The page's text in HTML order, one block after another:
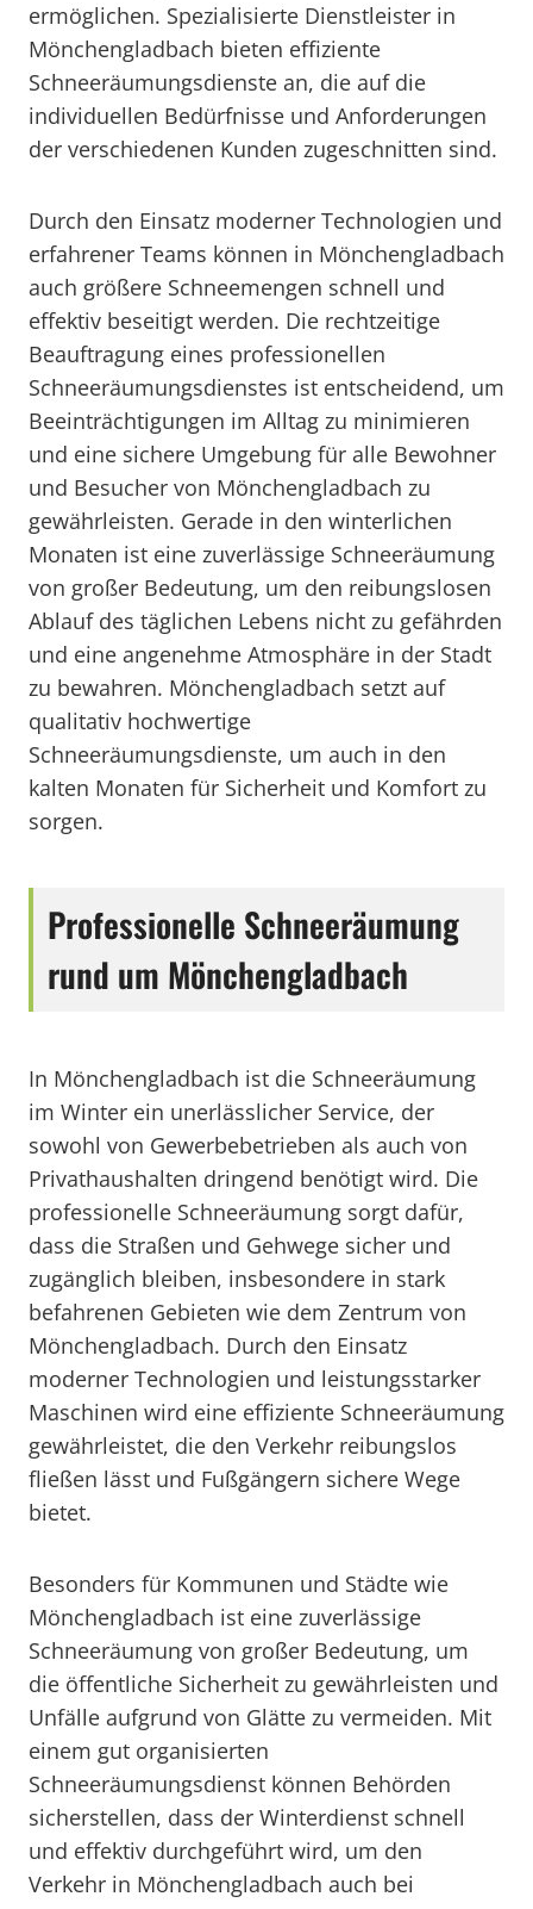
ermöglichen. Spezialisierte Dienstleister in
Mönchengladbach bieten effiziente
Schneeräumungsdienste an, die auf die
individuellen Bedürfnisse und Anforderungen
der verschiedenen Kunden zugeschnitten sind.
Durch den Einsatz moderner Technologien und
erfahrener Teams können in Mönchengladbach
auch größere Schneemengen schnell und
effektiv beseitigt werden. Die rechtzeitige
Beauftragung eines professionellen
Schneeräumungsdienstes ist entscheidend, um
Beeinträchtigungen im Alltag zu minimieren
und eine sichere Umgebung für alle Bewohner
und Besucher von Mönchengladbach zu
gewährleisten. Gerade in den winterlichen
Monaten ist eine zuverlässige Schneeräumung
von großer Bedeutung, um den reibungslosen
Ablauf des täglichen Lebens nicht zu gefährden
und eine angenehme Atmosphäre in der Stadt
zu bewahren. Mönchengladbach setzt auf
qualitativ hochwertige
Schneeräumungsdienste, um auch in den
kalten Monaten für Sicherheit und Komfort zu
sorgen.
Professionelle Schneeräumung
rund um Mönchengladbach
In Mönchengladbach ist die Schneeräumung
im Winter ein unerlässlicher Service, der
sowohl von Gewerbebetrieben als auch von
Privathaushalten dringend benötigt wird. Die
professionelle Schneeräumung sorgt dafür,
dass die Straßen und Gehwege sicher und
zugänglich bleiben, insbesondere in stark
befahrenen Gebieten wie dem Zentrum von
Mönchengladbach. Durch den Einsatz
moderner Technologien und leistungsstarker
Maschinen wird eine effiziente Schneeräumung
gewährleistet, die den Verkehr reibungslos
fließen lässt und Fußgängern sichere Wege
bietet.
Besonders für Kommunen und Städte wie
Mönchengladbach ist eine zuverlässige
Schneeräumung von großer Bedeutung, um
die öffentliche Sicherheit zu gewährleisten und
Unfälle aufgrund von Glätte zu vermeiden. Mit
einem gut organisierten
Schneeräumungsdienst können Behörden
sicherstellen, dass der Winterdienst schnell
und effektiv durchgeführt wird, um den
Verkehr in Mönchengladbach auch bei